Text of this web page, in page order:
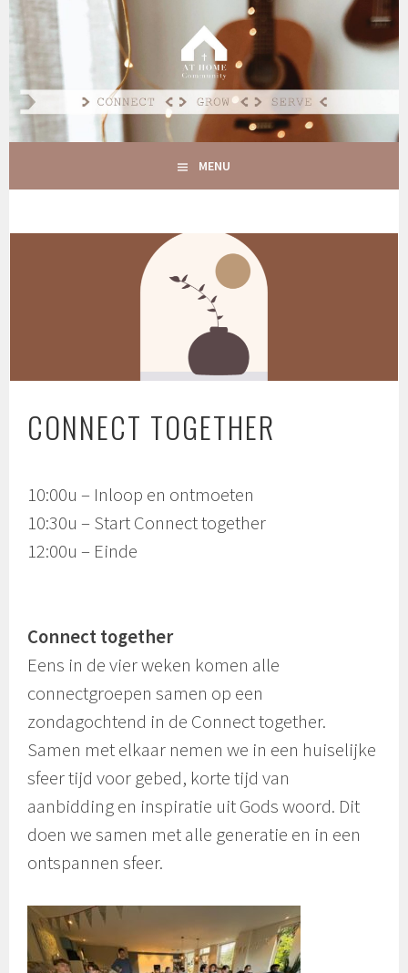
Spring
inhoud
AT HOME COMMUNITY
CONNECT GROW SERVE
MENU
CONNECT TOGETHER
10:00u – Inloop en ontmoeten
10:30u – Start Connect together
12:00u – Einde
Connect together
Eens in de vier weken komen alle
connectgroepen samen op een
zondagochtend in de Connect together.
Samen met elkaar nemen we in een huiselijke
sfeer tijd voor gebed, korte tijd van
aanbidding en inspiratie uit Gods woord. Dit
doen we samen met alle generatie en in een
ontspannen sfeer.